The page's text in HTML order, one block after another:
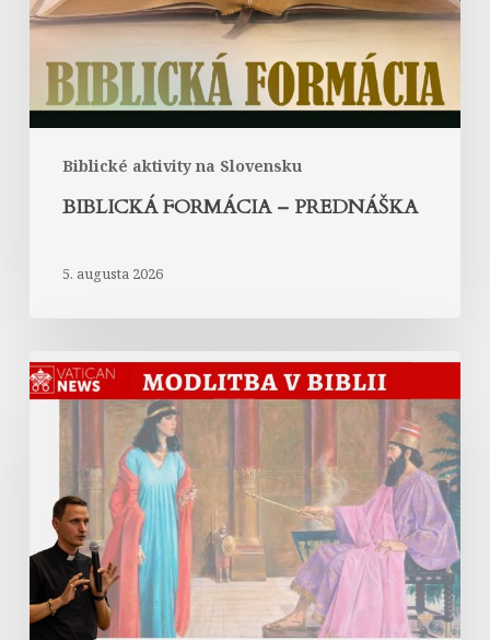
Biblické aktivity na Slovensku
BIBLICKÁ FORMÁCIA – PREDNÁŠKA
5. augusta 2026
Modlitba
kráľovnej
Ester